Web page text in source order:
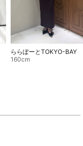
ららぽーとTOKYO-BAY
160cm